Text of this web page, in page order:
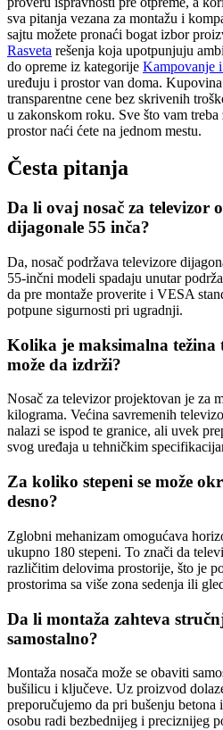
sva pitanja vezana za montažu i
sajtu možete pronaći bogat izbor
Rasveta rešenja koja upotpunjuju
do opreme iz kategorije Kampovanje
uređuju i prostor van doma.
transparentne cene bez skrivenih
u zakonskom roku. Sve što vam
prostor naći ćete na jednom mestu.
Česta pitanja
Da li ovaj nosač za televizor
dijagonale 55 inča?
Da, nosač podržava televizore
55-inčni modeli spadaju unutar
da pre montaže proverite i VESA
potpune sigurnosti pri ugradnji.
Kolika je maksimalna težina
može da izdrži?
Nosač za televizor projektovan je za
kilograma. Većina savremenih
nalazi se ispod te granice, ali uvek
svog uređaja u tehničkim
Za koliko stepeni se može
desno?
Zglobni mehanizam omogućava
ukupno 180 stepeni. To znači da
različitim delovima prostorije, što je
prostorima sa više zona sedenja ili
Da li montaža zahteva
samostalno?
Montaža nosača može se obaviti
bušilicu i ključeve. Uz proizvod
preporučujemo da pri bušenju betona
osobu radi bezbednijeg i preciznijeg